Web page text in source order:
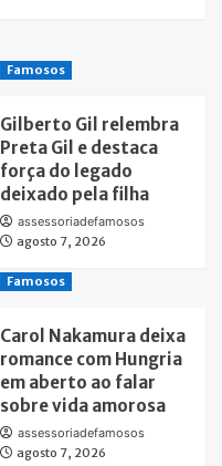
Famosos
Gilberto Gil relembra
Preta Gil e destaca
força do legado
deixado pela filha
assessoriadefamosos
agosto 7, 2026
Famosos
Carol Nakamura deixa
romance com Hungria
em aberto ao falar
sobre vida amorosa
assessoriadefamosos
agosto 7, 2026